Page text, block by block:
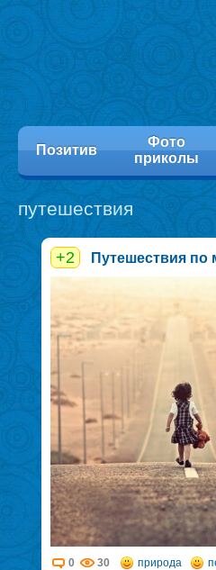
Позитив
Фото
приколы
путешествия
+2 Путешествия по
0 30 природа